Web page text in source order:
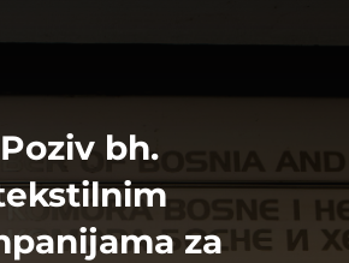
Poziv bh.
za